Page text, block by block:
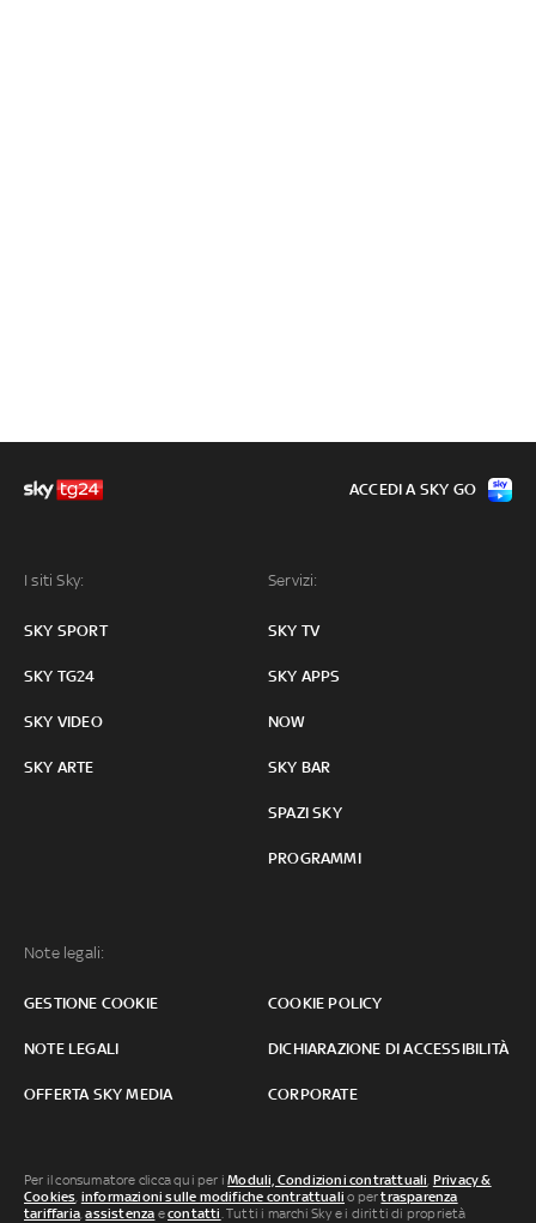
I siti Sky:
SKY SPORT
SKY TG24
SKY VIDEO
SKY ARTE
Servizi:
SKY TV
SKY APPS
NOW
SKY BAR
SPAZI SKY
PROGRAMMI
Note legali:
GESTIONE COOKIE COOKIE POLICY
NOTE LEGALI DICHIARAZIONE DI ACCESSIBILITÀ
OFFERTA SKY MEDIA CORPORATE
ACCEDI A SKY GO
Per il consumatore clicca qui per iModuli, Condizioni contrattuali, Privacy &
Cookies, informazioni sulle modifiche contrattuali o pertrasparenza
tariffaria,assistenza econtatti. Tutti i marchi Sky e i diritti di proprietà